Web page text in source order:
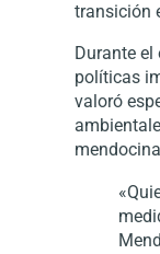
transición
Durante el
políticas
valoró